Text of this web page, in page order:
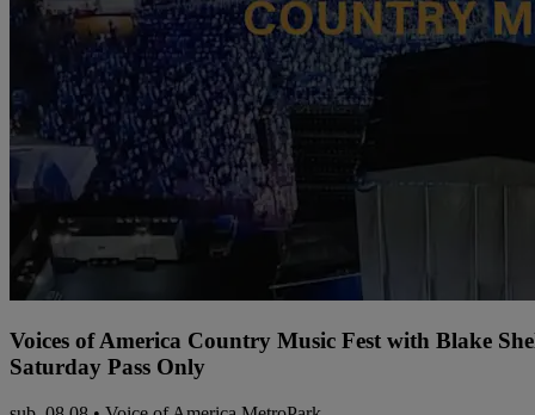
Voices of America Country Music Fest with Blake
Saturday Pass Only